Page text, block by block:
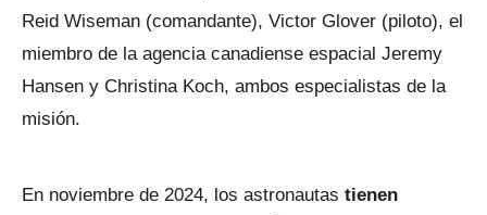
Reid Wiseman (comandante), Victor Glover (piloto), el
miembro de la agencia canadiense espacial Jeremy
Hansen y Christina Koch, ambos especialistas de la
misión.
En noviembre de 2024, los astronautas tienen